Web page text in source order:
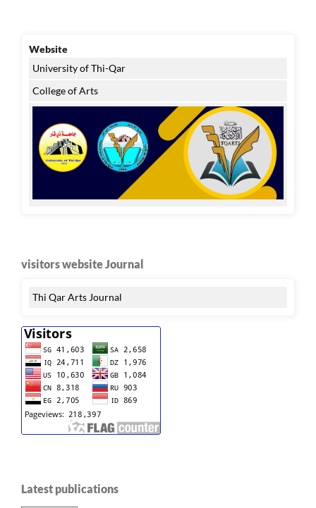
Website
University of Thi-Qar
College of Arts
visitors website Journal
Thi Qar Arts Journal
Latest publications